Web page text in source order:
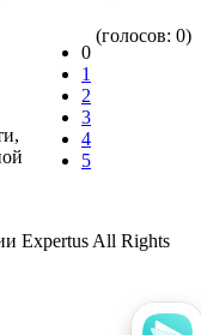
0
1
2
3
4
5
(голосов: 0)
,
Expertus All Rights